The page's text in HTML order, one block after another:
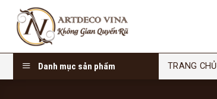
Chuyển
dung
Danh mục sản phẩm TRANG CHỦ